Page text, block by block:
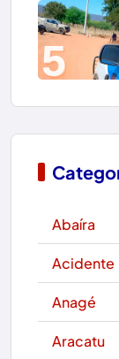
5
Abaíra
Acidente
Anagé
Aracatu